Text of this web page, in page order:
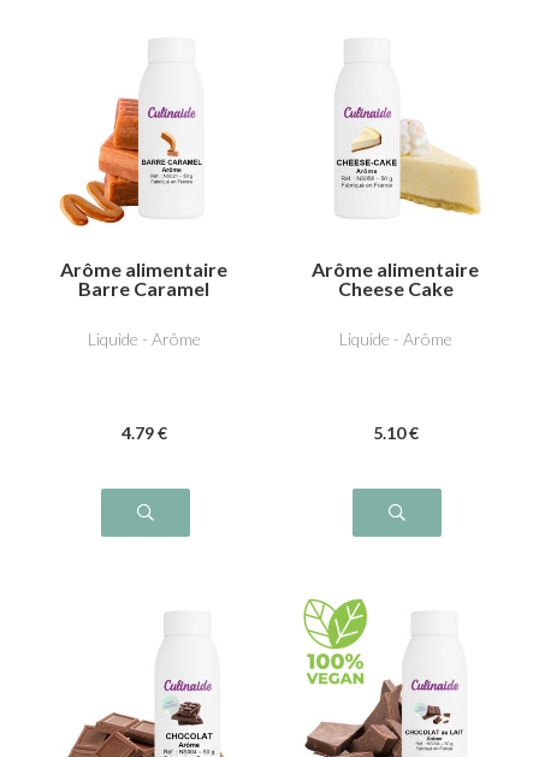
Arôme alimentaire
Barre Caramel
Liquide - Arôme
4.79 €
Arôme alimentaire
Cheese Cake
Liquide - Arôme
5.10 €